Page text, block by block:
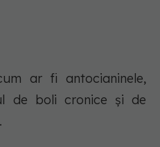
ar fi antocianinele,
de boli cronice și de